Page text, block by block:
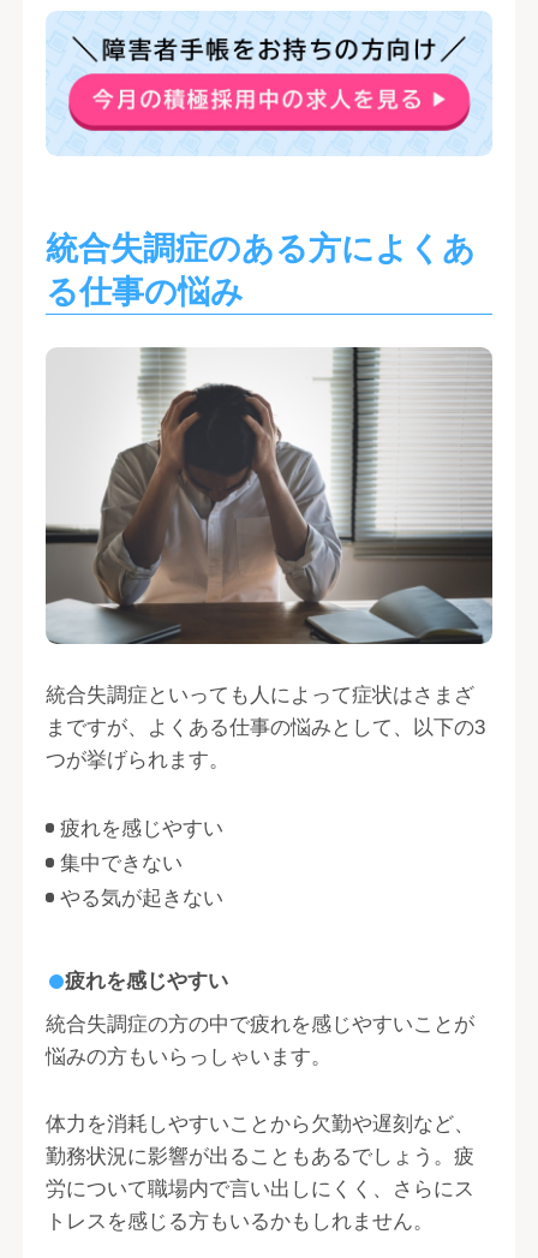
統合失調症のある方によくあ
る仕事の悩み
統合失調症といっても人によって症状はさまざ
まですが、よくある仕事の悩みとして、以下の3
つが挙げられます。
疲れを感じやすい
集中できない
やる気が起きない
疲れを感じやすい
統合失調症の方の中で疲れを感じやすいことが
悩みの方もいらっしゃいます。
体力を消耗しやすいことから欠勤や遅刻など、
勤務状況に影響が出ることもあるでしょう。疲
労について職場内で言い出しにくく、さらにス
トレスを感じる方もいるかもしれません。